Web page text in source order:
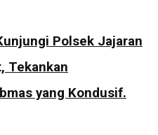
Polsek Jajaran
Tekankan
yang Kondusif.